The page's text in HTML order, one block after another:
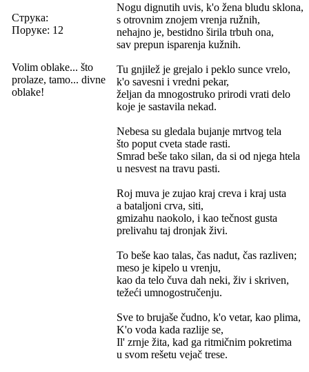
Струка:
Поруке: 12
Volim oblake... što
prolaze, tamo... divne
oblake!
Nogu dignutih uvis, k'o žena bludu sklona,
s otrovnim znojem vrenja ružnih,
nehajno je, bestidno širila trbuh ona,
sav prepun isparenja kužnih.
Tu gnjilež je grejalo i peklo sunce vrelo,
k'o savesni i vredni pekar,
željan da mnogostruko prirodi vrati delo
koje je sastavila nekad.
Nebesa su gledala bujanje mrtvog tela
što poput cveta stade rasti.
Smrad beše tako silan, da si od njega htela
u nesvest na travu pasti.
Roj muva je zujao kraj creva i kraj usta
a bataljoni crva, siti,
gmizahu naokolo, i kao tečnost gusta
prelivahu taj dronjak živi.
To beše kao talas, čas nadut, čas razliven;
meso je kipelo u vrenju,
kao da telo čuva dah neki, živ i skriven,
težeći umnogostručenju.
Sve to brujaše čudno, k'o vetar, kao plima,
K'o voda kada razlije se,
Il' zrnje žita, kad ga ritmičnim pokretima
u svom rešetu vejač trese.